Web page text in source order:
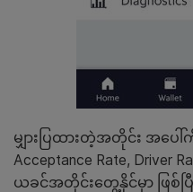
မျှားပြထားတဲ့အတိုင်း အ
Acceptance Rate, Driver
ယခင်အတိုင်းတွေ့နိုင်မှာ ဖြစ်ပြီ